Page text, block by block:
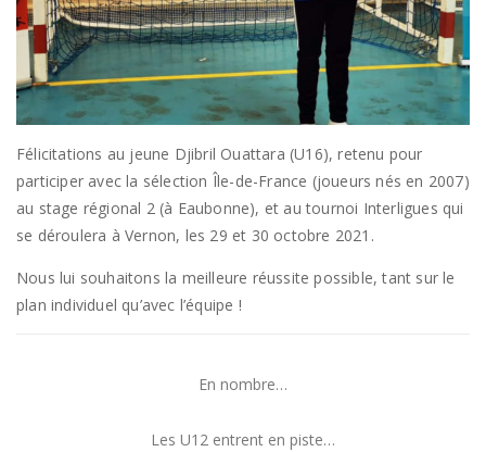
Félicitations au jeune Djibril Ouattara (U16), retenu pour
participer avec la sélection Île-de-France (joueurs nés en 2007)
au stage régional 2 (à Eaubonne), et au tournoi Interligues qui
se déroulera à Vernon, les 29 et 30 octobre 2021.
Nous lui souhaitons la meilleure réussite possible, tant sur le
plan individuel qu’avec l’équipe !
En nombre…
Les U12 entrent en piste…